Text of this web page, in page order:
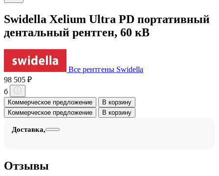
Swidella Xelium Ultra PD портативный
дентальный рентген, 60 кВ
Все рентгены Swidella
98 505 ₽
б
Коммерческое предложение
В корзину
Коммерческое предложение
В корзину
Доставка,
Отзывы